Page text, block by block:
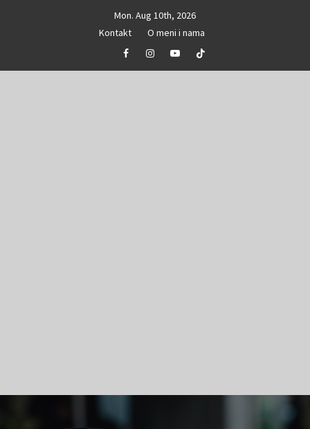
Mon. Aug 10th, 2026
Kontakt
O meni i nama
FacebookInstagramYoutube
Tik
Tok